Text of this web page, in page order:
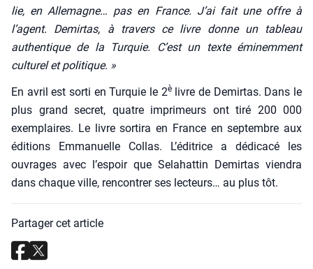
lie, en Alle­magne… pas en France. J’ai fait une offre à
l’agent. Demir­tas, à tra­vers ce livre donne un tableau
authen­tique de la Tur­quie. C’est un texte émi­nem­ment
cultu­rel et poli­tique. »
En avril est sor­ti en Tur­quie le 2èlivre de Demir­tas. Dans le
plus grand secret, quatre impri­meurs ont tiré 200 000
exem­plaires. Le livre sor­ti­ra en France en sep­tembre aux
édi­tions Emma­nuelle Col­las. L’éditrice a dédi­ca­cé les
ouvrages avec l’espoir que Sela­hat­tin Demir­tas vien­dra
dans chaque ville, ren­con­trer ses lec­teurs… au plus tôt.
Partager cet article